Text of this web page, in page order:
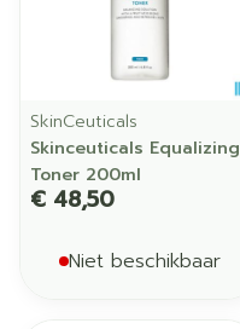
SkinCeuticals
Skinceuticals Equalizing
Toner 200ml
€ 48,50
Niet beschikbaar